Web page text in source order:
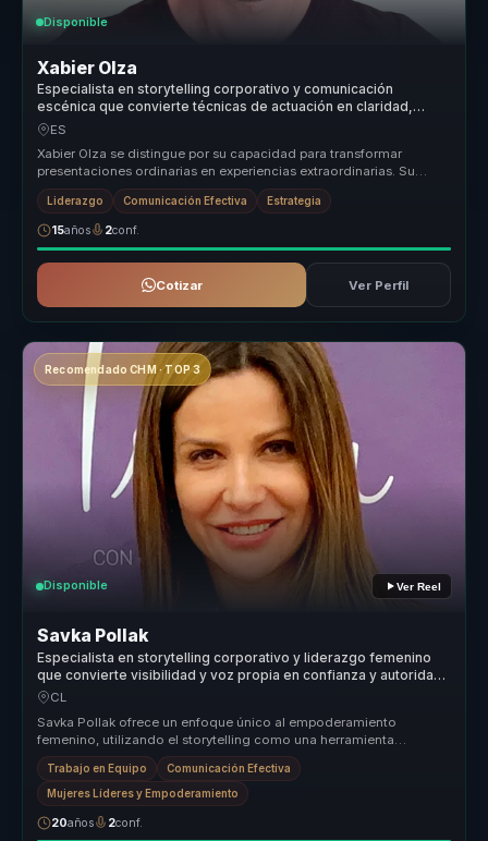
Disponible
Xabier Olza
Especialista en storytelling corporativo y comunicación
escénica que convierte técnicas de actuación en claridad,
presencia e influencia para líderes.
ES
Xabier Olza se distingue por su capacidad para transformar
presentaciones ordinarias en experiencias extraordinarias. Su
enfoque único, b...
Liderazgo Comunicación Efectiva Estrategia
15años 2conf.
Cotizar Ver Perfil
Recomendado CHM · TOP 3
Disponible Ver Reel
Savka Pollak
Especialista en storytelling corporativo y liderazgo femenino
que convierte visibilidad y voz propia en confianza y autoridad
para mujeres líderes y equipos.
CL
Savka Pollak ofrece un enfoque único al empoderamiento
femenino, utilizando el storytelling como una herramienta
poderosa para crear espa...
Trabajo en Equipo Comunicación Efectiva
Mujeres Líderes y Empoderamiento
20años 2conf.